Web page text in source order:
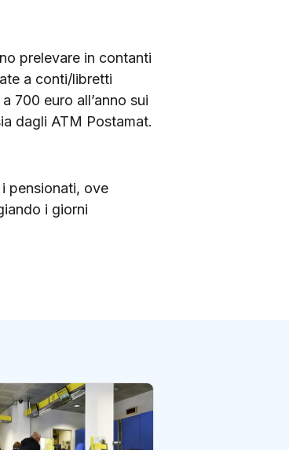
prelevare in contanti
a conti/libretti
700 euro all’anno sui
dagli ATM Postamat.
pensionati, ove
i giorni